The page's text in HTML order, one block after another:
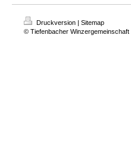
Druckversion | Sitemap
© Tiefenbacher Winzergemeinschaft